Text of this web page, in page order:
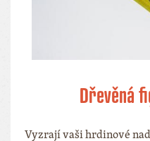
Dřevěná
Vyzrají vaši hrdinové